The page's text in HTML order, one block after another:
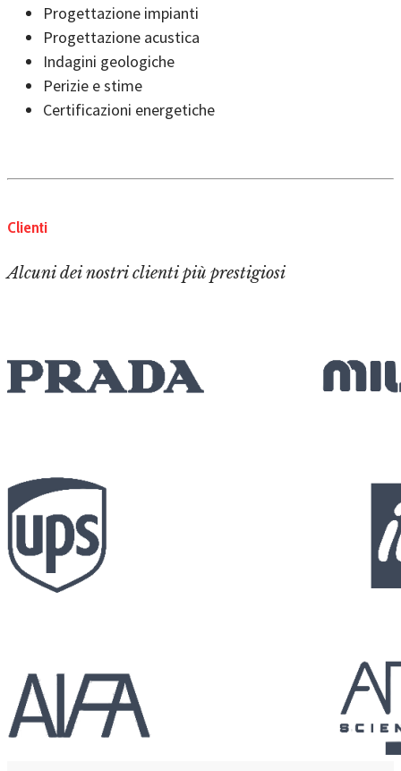
Progettazione impianti
Progettazione acustica
Indagini geologiche
Perizie e stime
Certificazioni energetiche
Clienti
Alcuni dei nostri clienti più prestigiosi